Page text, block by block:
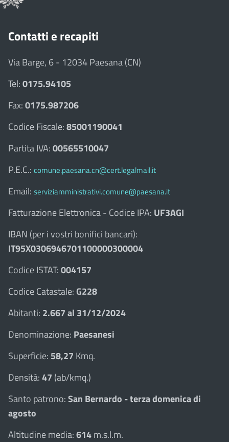
Contatti e recapiti
Via Barge, 6 - 12034 Paesana (CN)
Tel:0175.94105
Fax:0175.987206
Codice Fiscale:85001190041
Partita IVA:00565510047
P.E.C.: comune.paesana.cn@cert.legalmail.it
Email: serviziamministrativi.comune@paesana.it
Fatturazione Elettronica - Codice IPA: UF3AGI
IBAN (per i vostri bonifici bancari):
IT95X0306946701100000300004
Codice ISTAT:004157
Codice Catastale:G228
Abitanti: 2.667 al 31/12/2024
Denominazione: Paesanesi
Superficie: 58,27 Kmq.
Densità:47 (ab/kmq.)
Santo patrono:San Bernardo - terza domenica di
agosto
Altitudine media:614m.s.l.m.